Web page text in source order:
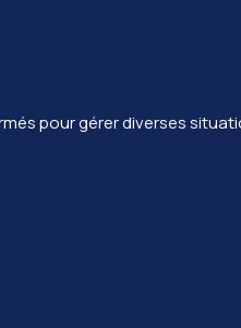
pour gérer diverses